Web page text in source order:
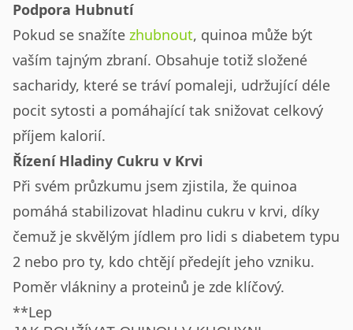
Podpora Hubnutí
Pokud se snažíte zhubnout, quinoa může být
vaším tajným zbraní. Obsahuje totiž složené
sacharidy, které se tráví pomaleji, udržující déle
pocit sytosti a pomáhající tak snižovat celkový
příjem kalorií.
Řízení Hladiny Cukru v Krvi
Při svém průzkumu jsem zjistila, že quinoa
pomáhá stabilizovat hladinu cukru v krvi, díky
čemuž je skvělým jídlem pro lidi s diabetem typu
2 nebo pro ty, kdo chtějí předejít jeho vzniku.
Poměr vlákniny a proteinů je zde klíčový.
**Lep